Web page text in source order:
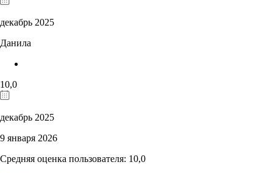
декабрь 2025
Данила
10,0
декабрь 2025
9 января 2026
Средняя оценка пользователя: 10,0